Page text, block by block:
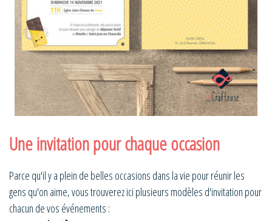
Une invitation pour chaque occasion
Parce qu'il y a plein de belles occasions dans la vie pour réunir les
gens qu'on aime, vous trouverez ici plusieurs modèles d'invitation pour
chacun de vos événements :